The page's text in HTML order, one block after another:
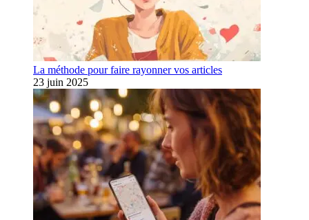
La méthode pour faire rayonner vos articles
23 juin 2025